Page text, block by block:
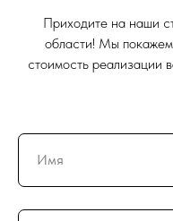
Приходите на наши
области! Мы
стоимость реализации